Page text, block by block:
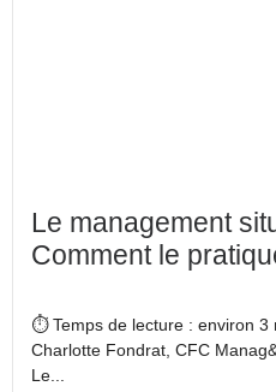
Le management
Comment le
⏱️ Temps de lecture : environ
Charlotte Fondrat, CFC
Le...